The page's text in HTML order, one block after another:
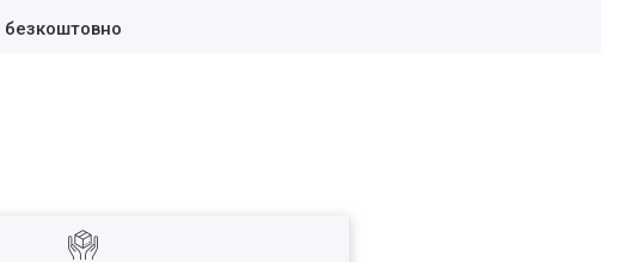
безкоштовно